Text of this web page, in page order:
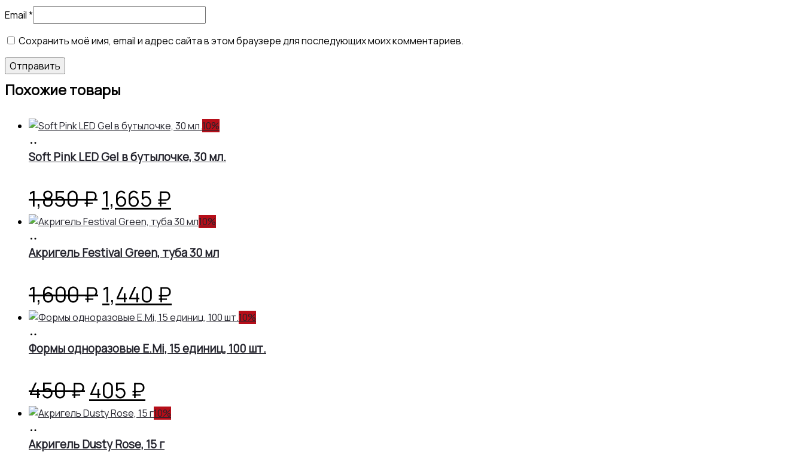
Email*
Сохранить моё имя, email и адрес сайта в этом браузере для последующих моих комментариев.
Похожие товары
10%
корзину
Soft Pink LED Gel в бутылочке, 30 мл.
1,850₽Первоначальная
цена
составляла
1,850 ₽.
1,665 ₽
цена:
1,665 ₽.
10%
корзину
Акригель Festival Green, туба 30 мл
1,600₽Первоначальная
цена
составляла
1,600 ₽.
1,440 ₽
цена:
1,440 ₽.
10%
корзину
Формы одноразовые E.Mi, 15 единиц, 100 шт.
450₽Первоначальная
цена
составляла
405 ₽
цена:
405 ₽.
10%
корзину
Акригель Dusty Rose, 15 г